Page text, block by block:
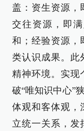
盖：资生资源，
交往资源，即
和；经验资源，
类认识成果。此
精神环境。实现
破“唯知识中心”
体观和客体观，
立统一关系，发